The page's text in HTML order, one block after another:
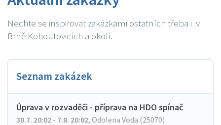
Nechte se inspirovat zakázkami ostatních třeba i v
Brně Kohoutovicích a okolí.
Seznam zakázek
Úprava v rozvaděči - příprava na HDO spínač
30.7. 20:02 - 7.8. 20:02, Odolena Voda (25070)